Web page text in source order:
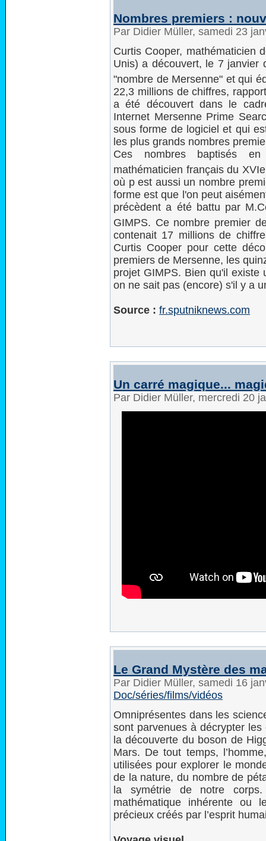
Nombres premiers :
Par Didier Müller, samedi 23
Curtis Cooper, mathématicien
Unis) a découvert, le 7 janvier
"nombre de Mersenne" et qui
22,3 millions de chiffres,
a été découvert dans le
Internet Mersenne Prime
sous forme de logiciel et qui
les plus grands nombres
Ces nombres baptisés
mathématicien français du
où p est aussi un nombre
forme est que l'on peut
précèdent a été battu par
GIMPS. Ce nombre premier
contenait 17 millions de
Curtis Cooper pour cette
premiers de Mersenne, les
projet GIMPS. Bien qu'il existe
on ne sait pas (encore) s'il y a
Source : fr.sputniknews.com
Un carré magique...
Par Didier Müller, mercredi 20
Le Grand Mystère des
Par Didier Müller, samedi 16
Doc/séries/films/vidéos
Omniprésentes dans les
sont parvenues à décrypter
la découverte du boson de
Mars. De tout temps,
utilisées pour explorer le
de la nature, du nombre de
la symétrie de notre
mathématique inhérente ou
précieux créés par l’esprit